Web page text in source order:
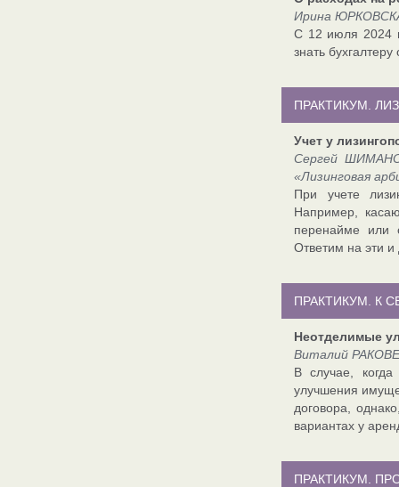
Ирина
С 12 июля 2024
знать
ПРАКТИКУМ.
Учет у
Сергей
«Лизинговая
При учете
Например,
перенайме или
Ответим на эти и
ПРАКТИКУМ. К
Неотделимые
Виталий
В случае,
улучшения
договора,
вариантах у
ПРАКТИКУМ.